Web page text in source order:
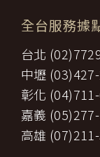
全台服務據
台北
中壢
彰化
嘉義
高雄